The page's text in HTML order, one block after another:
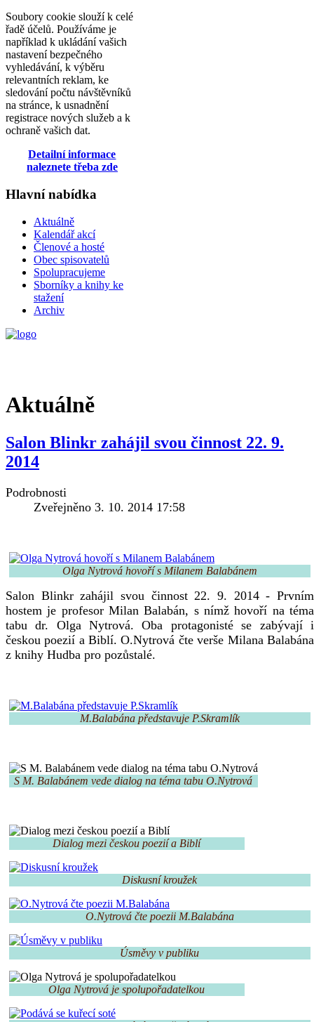
Soubory cookie slouží k celé
řadě účelů. Používáme je
například k ukládání vašich
nastavení bezpečného
vyhledávání, k výběru
relevantních reklam, ke
sledování počtu návštěvníků
na stránce, k usnadnění
registrace nových služeb a k
ochraně vašich dat.
Detailní informace
naleznete třeba zde
Hlavní nabídka
Aktuálně
Kalendář akcí
Členové a hosté
Obec spisovatelů
Spolupracujeme
Sborníky a knihy ke
stažení
Archiv
Aktuálně
Salon Blinkr zahájil svou činnost 22. 9.
2014
Podrobnosti
Zveřejněno 3. 10. 2014 17:58
Olga Nytrová hovoří s Milanem Balabánem
Salon Blinkr zahájil svou činnost 22. 9. 2014 - Prvním
hostem je profesor Milan Balabán, s nímž hovoří na téma
tabu dr. Olga Nytrová. Oba protagonisté se zabývají i
českou poezií a Biblí. O.Nytrová čte verše Milana Balabána
z knihy Hudba pro pozůstalé.
M.Balabána představuje P.Skramlík
S M. Balabánem vede dialog na téma tabu O.Nytrová
Dialog mezi českou poezií a Biblí
Diskusní kroužek
O.Nytrová čte poezii M.Balabána
Úsměvy v publiku
Olga Nytrová je spolupořadatelkou